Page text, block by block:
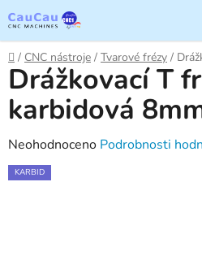
na
obsah
Domů
/ CNC nástroje / Tvarové frézy /
Drážkovací T
karbidová
Průměrné
hodnocení
Neohodnoceno Podrobnosti
KARBID